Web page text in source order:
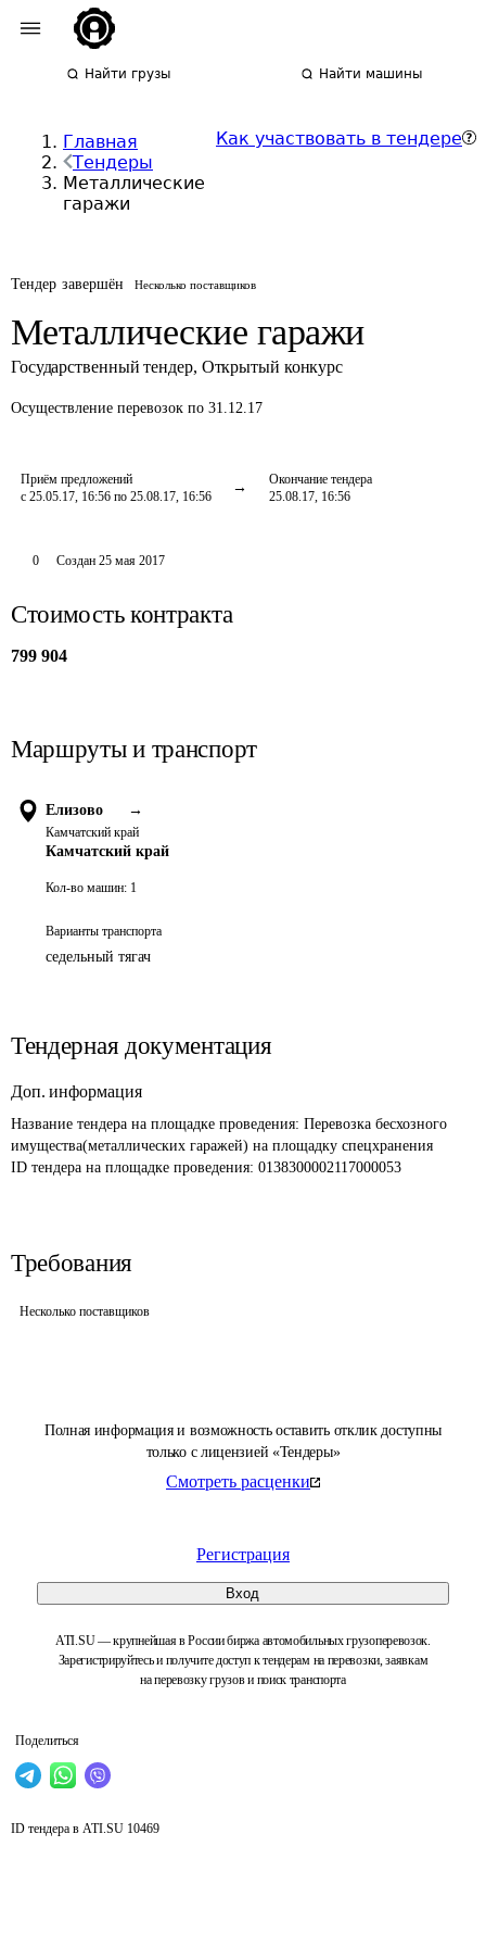
Найти грузы Найти машины
Главная
Тендеры
Металлические
гаражи
Как участвовать в тендере
Тендер завершён Несколько поставщиков
Металлические гаражи
Государственный тендер, Открытый конкурс
Осуществление перевозок по 31.12.17
Приём предложений
с 25.05.17, 16:56 по 25.08.17, 16:56
Окончание тендера
25.08.17, 16:56
Полная информация и возможность оставить отклик доступны
только с лицензией «Тендеры»
Смотреть расценки
Регистрация
Вход
ATI.SU — крупнейшая в России биржа автомобильных грузоперевозок.
Зарегистрируйтесь и получите доступ к тендерам на перевозки, заявкам
на перевозку грузов и поиск транспорта
Поделиться
0 Создан 25 мая 2017
Стоимость контракта
799 904
Маршруты и транспорт
Елизово →
Камчатский край
Камчатский край
Кол-во машин: 1
Варианты транспорта
седельный тягач
Тендерная документация
Доп. информация
Название тендера на площадке проведения: Перевозка бесхозного
имущества(металлических гаражей) на площадку спецхранения
ID тендера на площадке проведения: 0138300002117000053
Требования
Несколько поставщиков
ID тендера в ATI.SU 10469